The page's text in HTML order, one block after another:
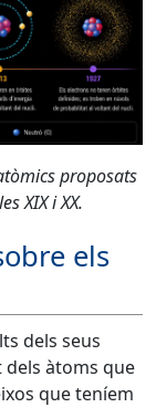
proposats
XIX i XX.
els
dels seus
àtoms que
que teníem